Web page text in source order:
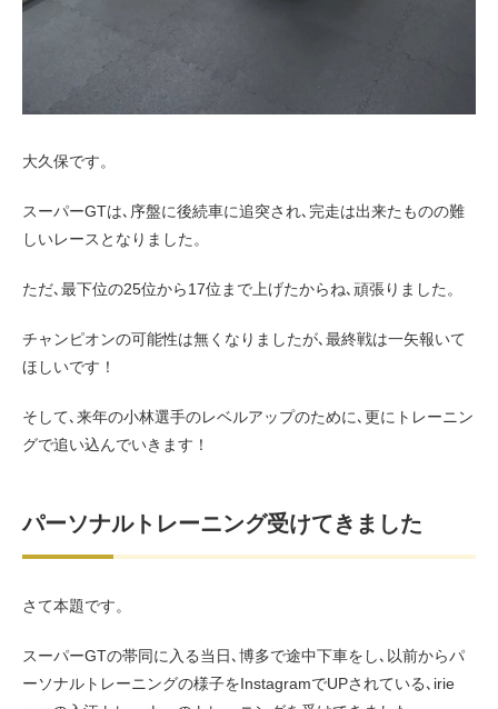
大久保です。
スーパーGTは､序盤に後続車に追突され､完走は出来たものの難
しいレースとなりました。
ただ､最下位の25位から17位まで上げたからね､頑張りました。
チャンピオンの可能性は無くなりましたが､最終戦は一矢報いて
ほしいです！
そして､来年の小林選手のレベルアップのために､更にトレーニン
グで追い込んでいきます！
パーソナルトレーニング受けてきました
さて本題です。
スーパーGTの帯同に入る当日､博多で途中下車をし､以前からパ
ーソナルトレーニングの様子をInstagramでUPされている､irie